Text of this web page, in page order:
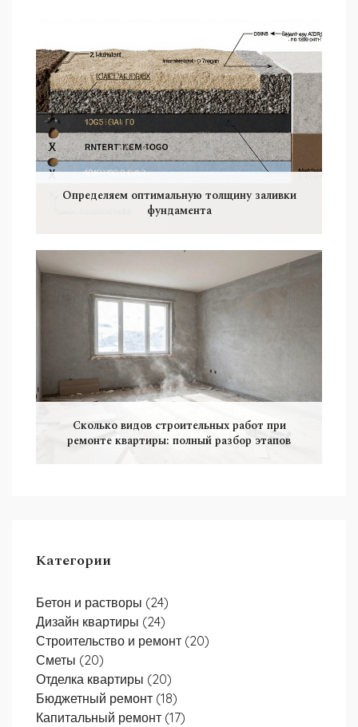
Определяем оптимальную толщину заливки
фундамента
Сколько видов строительных работ при
ремонте квартиры: полный разбор этапов
Категории
Бетон и растворы (24)
Дизайн квартиры (24)
Строительство и ремонт (20)
Сметы (20)
Отделка квартиры (20)
Бюджетный ремонт (18)
Капитальный ремонт (17)